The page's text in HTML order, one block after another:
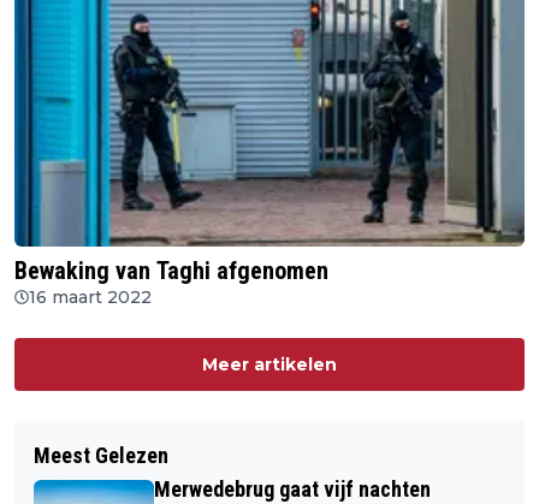
Bewaking van Taghi afgenomen
16 maart 2022
Meer artikelen
Meest Gelezen
Merwedebrug gaat vijf nachten